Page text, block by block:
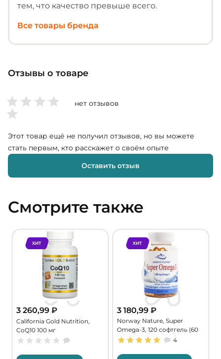
тем, что качество превыше всего.
Все товары бренда
Отзывы о товаре
нет отзывов
Этот товар ещё не получил отзывов, но вы можете
стать первым, кто расскажет о своём опыте
Оставить отзыв
Смотрите также
ХИТ
3 260,99 ₽
California Gold Nutrition,
CoQ10 100 мг
ХИТ
3 180,99 ₽
Norway Nature, Super
Omega-3, 120 софтгель (60
порций)
4